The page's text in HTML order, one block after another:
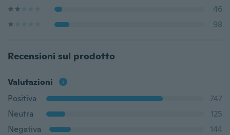
46
98
Recensioni sul prodotto
Valutazioni
Positiva
747
Neutra
125
Negativa
144